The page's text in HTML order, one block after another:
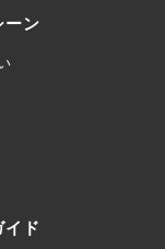
ーン
イド